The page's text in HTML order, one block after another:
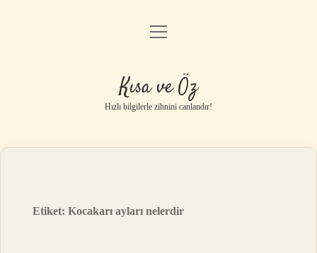
Anasayfa
Gizlilik Politikası
Yasal Uyarı
menüyü
Kısa ve Öz
Hızlı bilgilerle zihnini canlandır!
Etiket:Kocakarı ayları nelerdir